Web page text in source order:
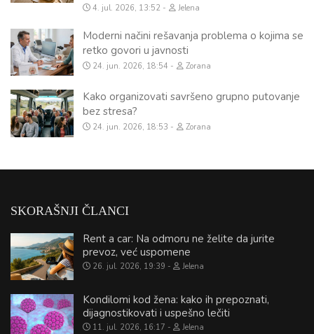
4. jul. 2026, 13:52 Jelena
Moderni načini rešavanja problema o kojima se
retko govori u javnosti
24. jun. 2026, 18:54 Zorana
Kako organizovati savršeno grupno putovanje
bez stresa?
24. jun. 2026, 18:53 Zorana
SKORAŠNJI ČLANCI
Rent a car: Na odmoru ne želite da jurite
prevoz, već uspomene
26. jul. 2026, 19:39 Jelena
Kondilomi kod žena: kako ih prepoznati,
dijagnostikovati i uspešno lečiti
11. jul. 2026, 16:17 Jelena